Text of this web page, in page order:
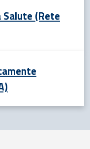
(Rete